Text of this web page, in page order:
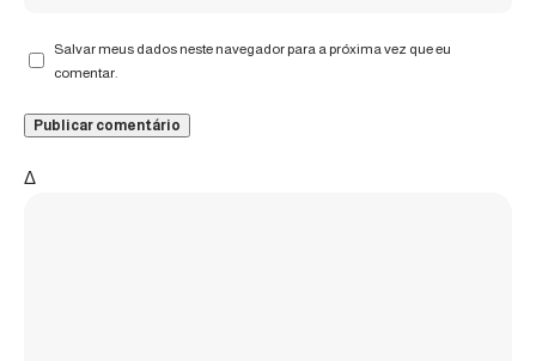
Salvar meus dados neste navegador para a próxima vez que eu
comentar.
Δ